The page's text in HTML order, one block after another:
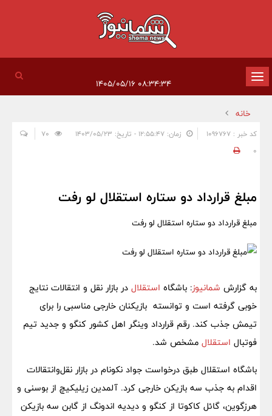
تغییر
وضعیت
ناوبری
۰۸:۳۴:۳۴ ۱۴۰۵/۰۵/۱۶
خانه
کد خبر : 1096767 زمان: ۱۲:۵۵:۴۷ - تاریخ: ۱۴۰۳/۰۵/۲۳
0
مبلغ قرارداد دو ستاره استقلال لو رفت
مبلغ قرارداد دو ستاره استقلال لو رفت
به گزارش شمانیوز: باشگاه استقلال در بازار نقل و انتقالات نتایج
خوبی گرفته است و توانسته بازیکنان خارجی مناسبی را برای
تیمش جذب کند. رقم قرارداد وینگر اهل کشور کنگو و جدید تیم
فوتبال استقلال مشخص شد.
باشگاه استقلال طبق درخواست جواد نکونام در بازار نقل‌وانتقالات
اقدام به جذب سه بازیکن خارجی کرد. آلمدین زیلیکیچ از بوسنی و
هرزگوین، گائل کاکوتا از کنگو و دیدیه اندونگ از گابن سه بازیکن